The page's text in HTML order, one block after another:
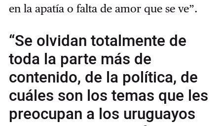
en la apatía o falta de amor que se ve”.
“Se olvidan totalmente de
toda la parte más de
contenido, de la política, de
cuáles son los temas que les
preocupan a los uruguayos